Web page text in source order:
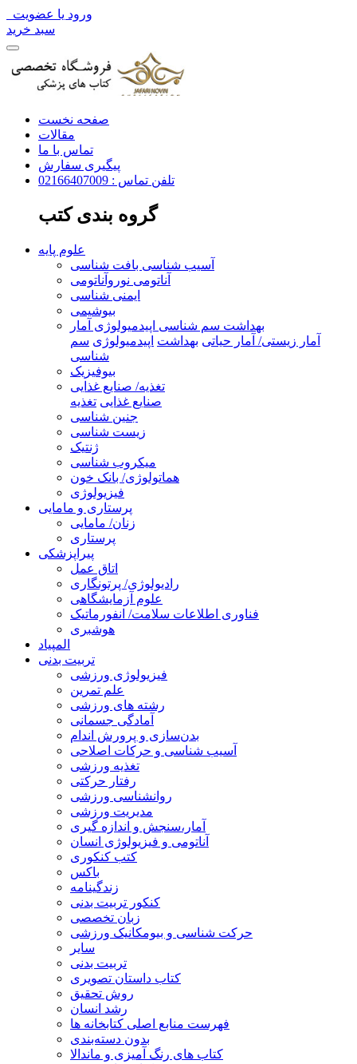
ورود یا عضویت
سبد خرید
صفحه نخست
مقالات
تماس با ما
پیگیری سفارش
تلفن تماس : 02166407009
گروه بندی کتب
علوم پایه
آسیب شناسی بافت شناسی
آناتومی نوروآناتومی
ایمنی شناسی
بیوشیمی
بهداشت سم شناسی اپیدمیولوژی آمار
آمار زیستی/ آمار حیاتی بهداشت اپیدمیولوژی سم
شناسی
بیوفیزیک
تغذیه/ صنایع غذایی
صنایع غذایی تغذیه
جنین شناسی
زیست شناسی
ژنتیک
میکروب شناسی
هماتولوژی/ بانک خون
فیزیولوژی
پرستاری و مامایی
زنان/ مامایی
پرستاری
پیراپزشکی
اتاق عمل
رادیولوژی/ پرتونگاری
علوم آزمایشگاهی
فناوری اطلاعات سلامت/ انفورماتیک
هوشبری
المپیاد
تربیت بدنی
فیزیولوژی ورزشی
علم تمرین
رشته های ورزشی
آمادگی جسمانی
بدن‌سازی و پرورش اندام
آسیب شناسی و حرکات اصلاحی
تغذیه ورزشی
رفتار حرکتی
روانشناسی ورزشی
مدیریت ورزشی
آمار،سنجش و اندازه گیری
آناتومی و فیزیولوژی انسان
کتب کنکوری
باکس
زندگینامه
کنکور تربیت بدنی
زبان تخصصی
حرکت شناسی و بیومکانیک ورزشی
سایر
تربیت بدنی
کتاب داستان تصویری
روش تحقیق
رشد انسان
فهرست منابع اصلی کتابخانه ها
بدون دسته‌بندی
کتاب های رنگ آمیزی و ماندالا